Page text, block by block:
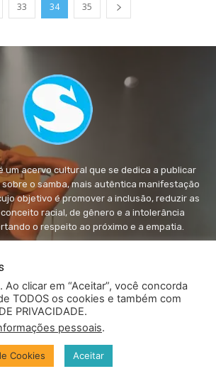
33 34 35
um acervo cultural que se dedica a publicar
o samba, mais autêntica manifestação
objetivo é promover a inclusão, reduzir as
racial, de gênero e a intolerância
o respeito ao próximo e a empatia.
- Todos os direitos autorais
Ao clicar em “Aceitar”, você concorda
TODOS os cookies e também com
PRIVACIDADE.
pessoais.
Cookies Aceitar